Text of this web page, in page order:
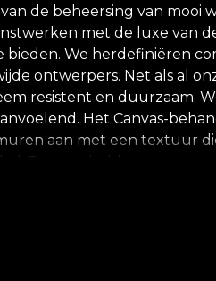
de beheersing van
met de luxe van
We herdefiniëren
ontwerpers. Net als al
resistent en
Het Canvas-
aan met een textuur
wereld in stuwt. Een
Illuminated Alphabet,"